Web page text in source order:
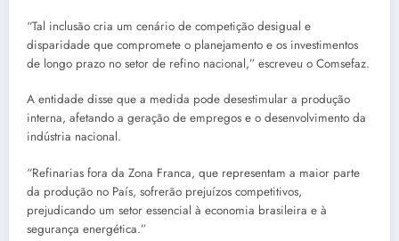
“Tal inclusão cria um cenário de competição desigual e
disparidade que compromete o planejamento e os investimentos
de longo prazo no setor de refino nacional,” escreveu o Comsefaz.
A entidade disse que a medida pode desestimular a produção
interna, afetando a geração de empregos e o desenvolvimento da
indústria nacional.
“Refinarias fora da Zona Franca, que representam a maior parte
da produção no País, sofrerão prejuízos competitivos,
prejudicando um setor essencial à economia brasileira e à
segurança energética.”